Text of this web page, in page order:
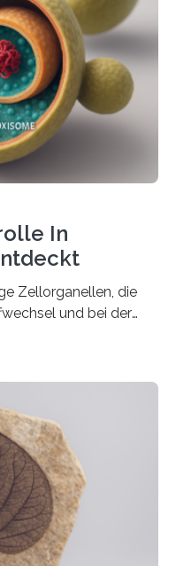
In
Zellorganellen, die
und bei der
Enzyme präzise in
Prof. Dr. Ralf Erdmann
nun einen bislang
des
in der Bäckerhefe
der für die
entscheidend ist. Die
in der